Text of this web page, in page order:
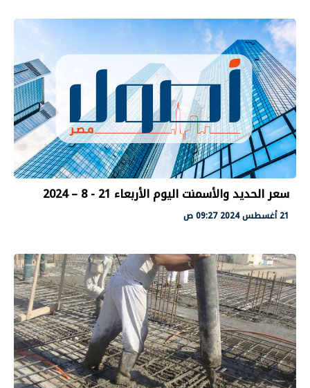
سعر الحديد والأسمنت اليوم الأربعاء 21 - 8 – 2024
21 أغسطس 2024 09:27 ص